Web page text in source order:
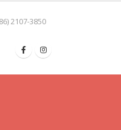
2107-3850